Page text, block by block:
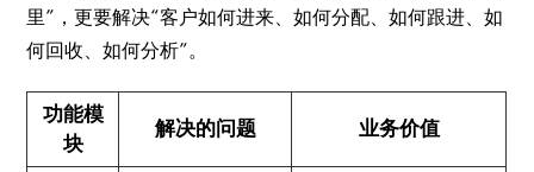
里”，更要解决“客户如何进来、如何分配、如何跟进、如
何回收、如何分析”。
功能模
块
解决的问题 业务价值